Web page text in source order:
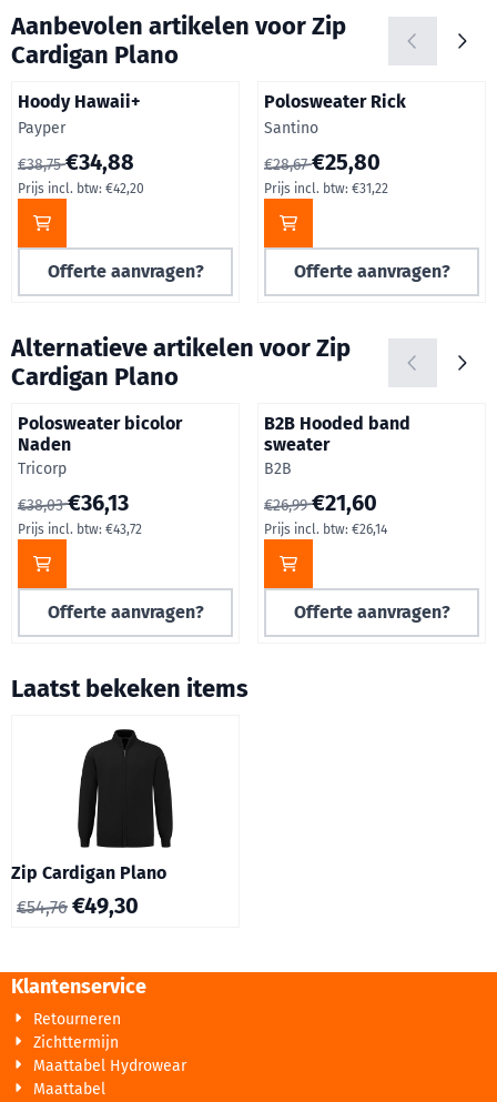
Aanbevolen artikelen voorZip
Cardigan Plano
Hoody Hawaii+
Merk:
Payper
Van 38,75 voor 34,88, inclusief btw: 42,20
€38,75€34,88
Prijs incl. btw: €42,20
Offerte aanvragen?
Polosweater Rick
Merk:
Santino
Van 28,67 voor 25,80,
€28,67€25,80
Prijs incl. btw: €31,22
Offerte aanvragen?
Alternatieve artikelen voorZip
Cardigan Plano
Polosweater bicolor
Naden
Merk:
Tricorp
Van 38,03 voor 36,13, inclusief btw: 43,72
€38,03€36,13
Prijs incl. btw: €43,72
Offerte aanvragen?
B2B Hooded band
sweater
Merk:
B2B
Van 26,99 voor 21,60,
€26,99€21,60
Prijs incl. btw: €26,14
Offerte aanvragen?
Laatst bekeken items
Zip Cardigan Plano
€54,76 €49,30
Klantenservice
Retourneren
Zichttermijn
Maattabel Hydrowear
Maattabel